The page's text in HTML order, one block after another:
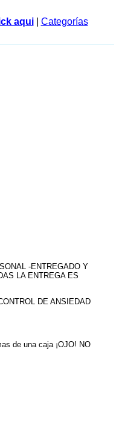
aqui| Categorías
-ENTREGADO Y
LA ENTREGA ES
DE ANSIEDAD
de una caja ¡OJO! NO